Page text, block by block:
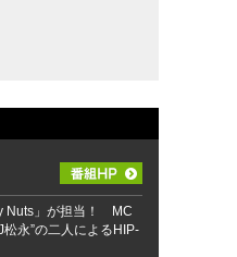
Nuts」が担当！ MC
永”の二人によるHIP-